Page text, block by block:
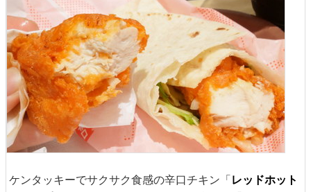
ケンタッキーでサクサク食感の辛口チキン「レッドホット